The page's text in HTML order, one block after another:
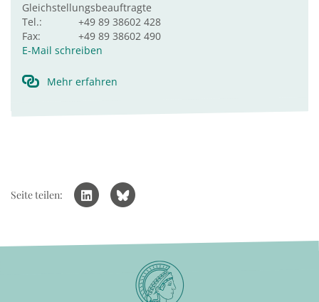
Gleichstellungsbeauftragte
Tel.:
+49 89 38602 428
Fax:
+49 89 38602 490
E-Mail schreiben
Mehr erfahren
Seite teilen: